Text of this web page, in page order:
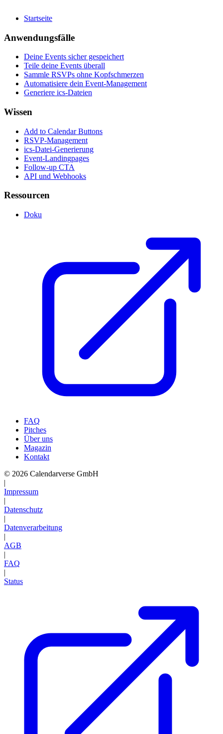
Startseite
Anwendungsfälle
Deine Events sicher gespeichert
Teile deine Events überall
Sammle RSVPs ohne Kopfschmerzen
Automatisiere dein Event-Management
Generiere ics-Dateien
Wissen
Add to Calendar Buttons
RSVP-Management
ics-Datei-Generierung
Event-Landingpages
Follow-up CTA
API und Webhooks
Ressourcen
Doku
FAQ
Pitches
Über uns
Magazin
Kontakt
© 2026 Calendarverse GmbH
|
Impressum
|
Datenschutz
|
Datenverarbeitung
|
AGB
|
FAQ
|
Status